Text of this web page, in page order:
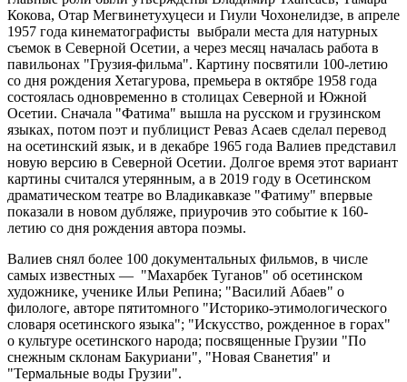
Кокова, Отар Мегвинетухуцеси и Гиули Чохонелидзе, в апреле
1957 года кинематографисты выбрали места для натурных
съемок в Северной Осетии, а через месяц началась работа в
павильонах "Грузия-фильма". Картину посвятили 100-летию
со дня рождения Хетагурова, премьера в октябре 1958 года
состоялась одновременно в столицах Северной и Южной
Осетии. Сначала "Фатима" вышла на русском и грузинском
языках, потом поэт и публицист Реваз Асаев сделал перевод
на осетинский язык, и в декабре 1965 года Валиев представил
новую версию в Северной Осетии. Долгое время этот вариант
картины считался утерянным, а в 2019 году в Осетинском
драматическом театре во Владикавказе "Фатиму" впервые
показали в новом дубляже, приурочив это событие к 160-
летию со дня рождения автора поэмы.
Валиев снял более 100 документальных фильмов, в числе
самых известных — "Махарбек Туганов" об осетинском
художнике, ученике Ильи Репина; "Василий Абаев" о
филологе, авторе пятитомного "Историко-этимологического
словаря осетинского языка"; "Искусство, рожденное в горах"
о культуре осетинского народа; посвященные Грузии "По
снежным склонам Бакуриани", "Новая Сванетия" и
"Термальные воды Грузии".